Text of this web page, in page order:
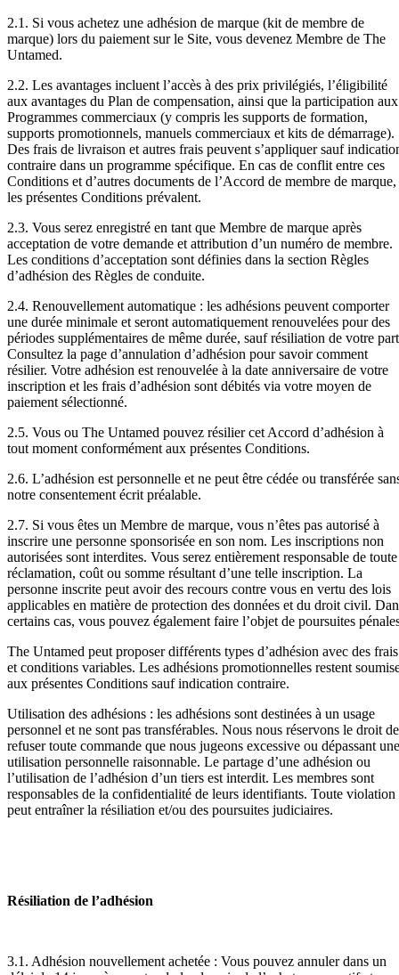
2.1. Si vous achetez une adhésion de marque (kit de membre de
marque) lors du paiement sur le Site, vous devenez Membre de The
Untamed.
2.2. Les avantages incluent l’accès à des prix privilégiés, l’éligibilité
aux avantages du Plan de compensation, ainsi que la participation aux
Programmes commerciaux (y compris les supports de formation,
supports promotionnels, manuels commerciaux et kits de démarrage).
Des frais de livraison et autres frais peuvent s’appliquer sauf
contraire dans un programme spécifique. En cas de conflit entre ces
Conditions et d’autres documents de l’Accord de membre de marque,
les présentes Conditions prévalent.
2.3. Vous serez enregistré en tant que Membre de marque après
acceptation de votre demande et attribution d’un numéro de membre.
Les conditions d’acceptation sont définies dans la section Règles
d’adhésion des Règles de conduite.
2.4. Renouvellement automatique : les adhésions peuvent comporter
une durée minimale et seront automatiquement renouvelées pour des
périodes supplémentaires de même durée, sauf résiliation de votre
Consultez la page d’annulation d’adhésion pour savoir comment
résilier. Votre adhésion est renouvelée à la date anniversaire de votre
inscription et les frais d’adhésion sont débités via votre moyen de
paiement sélectionné.
2.5. Vous ou The Untamed pouvez résilier cet Accord d’adhésion à
tout moment conformément aux présentes Conditions.
2.6. L’adhésion est personnelle et ne peut être cédée ou transférée
notre consentement écrit préalable.
2.7. Si vous êtes un Membre de marque, vous n’êtes pas autorisé à
inscrire une personne sponsorisée en son nom. Les inscriptions non
autorisées sont interdites. Vous serez entièrement responsable de toute
réclamation, coût ou somme résultant d’une telle inscription. La
personne inscrite peut avoir des recours contre vous en vertu des lois
applicables en matière de protection des données et du droit civil.
certains cas, vous pouvez également faire l’objet de poursuites
The Untamed peut proposer différents types d’adhésion avec des frais
et conditions variables. Les adhésions promotionnelles restent
aux présentes Conditions sauf indication contraire.
Utilisation des adhésions : les adhésions sont destinées à un usage
personnel et ne sont pas transférables. Nous nous réservons le droit de
refuser toute commande que nous jugeons excessive ou dépassant une
utilisation personnelle raisonnable. Le partage d’une adhésion ou
l’utilisation de l’adhésion d’un tiers est interdit. Les membres sont
responsables de la confidentialité de leurs identifiants. Toute violation
peut entraîner la résiliation et/ou des poursuites judiciaires.
Résiliation de l’adhésion
3.1. Adhésion nouvellement achetée : Vous pouvez annuler dans un